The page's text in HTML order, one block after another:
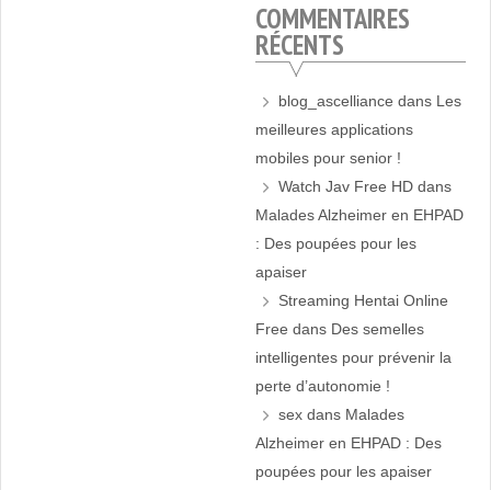
COMMENTAIRES
RÉCENTS
blog_ascelliance dans Les
meilleures applications
mobiles pour senior !
Watch Jav Free HDdans
Malades Alzheimer en EHPAD
: Des poupées pour les
apaiser
Streaming Hentai Online
Free dans Des semelles
intelligentes pour prévenir la
perte d’autonomie !
sexdans Malades
Alzheimer en EHPAD : Des
poupées pour les apaiser